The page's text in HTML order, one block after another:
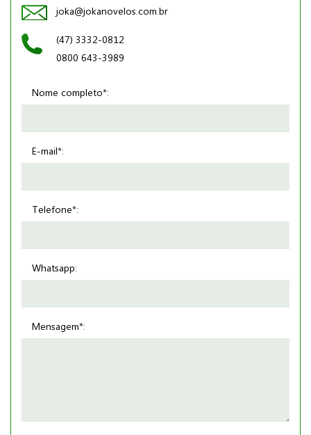
joka@jokanovelos.com.br
(47) 3332-0812
0800 643-3989
Nome completo*:
E-mail*:
Telefone*:
Whatsapp:
Mensagem*: